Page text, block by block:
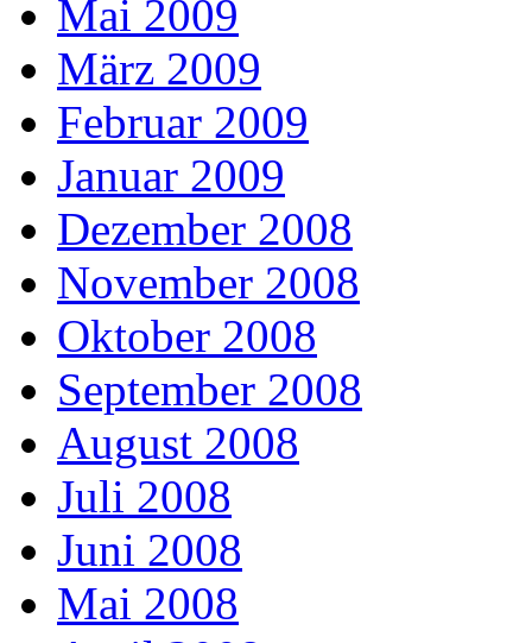
Mai 2009
März 2009
Februar 2009
Januar 2009
Dezember 2008
November 2008
Oktober 2008
September 2008
August 2008
Juli 2008
Juni 2008
Mai 2008